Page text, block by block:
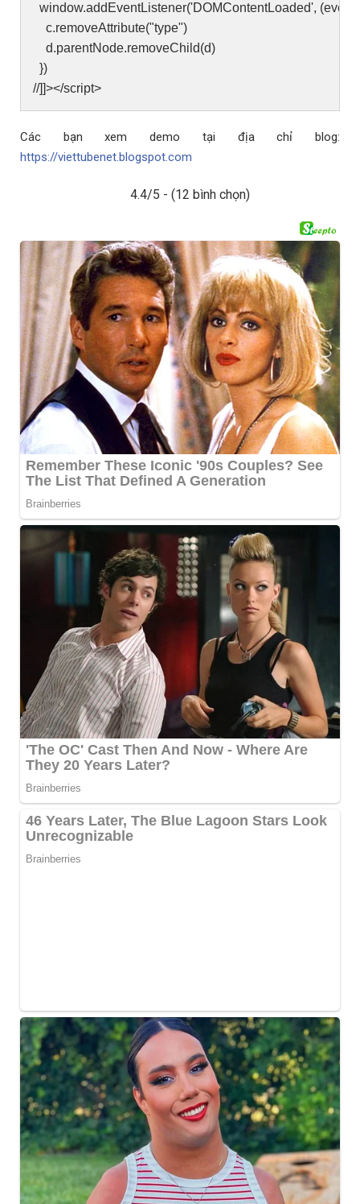
window.addEventListener('DOMContentLoaded',
c.removeAttribute("type")
d.parentNode.removeChild(d)
})
//]]></script>
Các bạn xem demo tại địa chỉ blog:
https://viettubenet.blogspot.com
4.4/5 - (12 bình chọn)